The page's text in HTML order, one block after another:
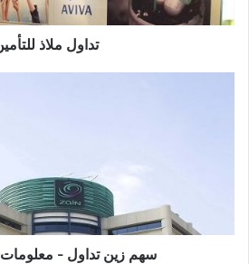
تداول ملاذ
سهم زين تداول -